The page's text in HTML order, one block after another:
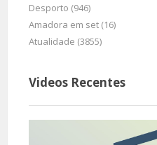
Desporto (946)
Amadora em set (16)
Atualidade (3855)
Videos Recentes